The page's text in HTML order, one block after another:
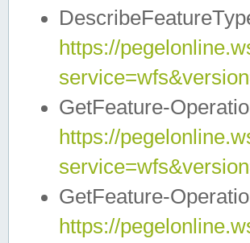
https://
GetFeature-
https://
GetFeature-
https://